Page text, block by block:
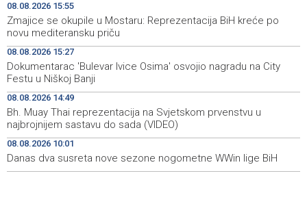
18:09
Iran 'vrlo blizu' dogovora s Omanom o novoj Hormuškoj
brodskoj ruti
18:05
Koncertom Marije Šerifović večeras se zatvara
manifestacija 'Dani dijaspore Travnik 2026'
17:26
Kod mosta Brčko - Gunja pronađene kosti, vještaci
sudske medicine utvrđuju porijeklo
17:15
'Pekijada' u Varešu okupila 37 ekipa iz četiri države
regiona
08.08.2026 15:55
Zmajice se okupile u Mostaru: Reprezentacija BiH kreće po
novu mediteransku priču
08.08.2026 15:27
Dokumentarac 'Bulevar Ivice Osima' osvojio nagradu na City
Festu u Niškoj Banji
08.08.2026 14:49
Bh. Muay Thai reprezentacija na Svjetskom prvenstvu u
najbrojnijem sastavu do sada (VIDEO)
08.08.2026 10:01
Danas dva susreta nove sezone nogometne WWin lige BiH